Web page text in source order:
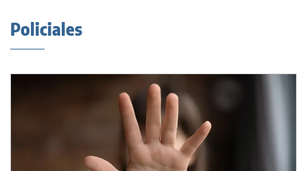
Policiales